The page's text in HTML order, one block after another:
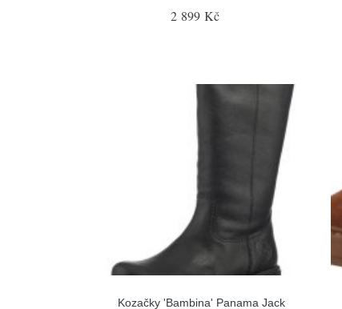
2 899 Kč
Kozačky 'Bambina' Panama Jack